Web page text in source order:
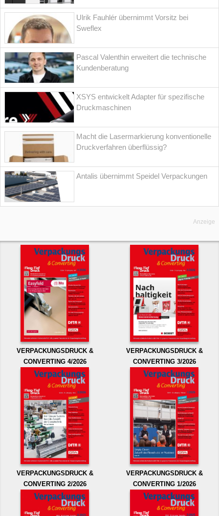
Ulrik Fauhlér übernimmt Vorsitz bei
Sweflex
Pascal Valenthin erweitert die technische
Kundenberatung
XSYS entwickelt Adapter für spezifische
Druckmaschinen
Macht die Lasermarkierung konventionelle
Druckverfahren überflüssig?
Antalis übernimmt Speidel Verpackungen
Anzeige
VERPACKUNGSDRUCK &
CONVERTING 4/2026
VERPACKUNGSDRUCK &
CONVERTING 3/2026
VERPACKUNGSDRUCK &
CONVERTING 2/2026
VERPACKUNGSDRUCK &
CONVERTING 1/2026